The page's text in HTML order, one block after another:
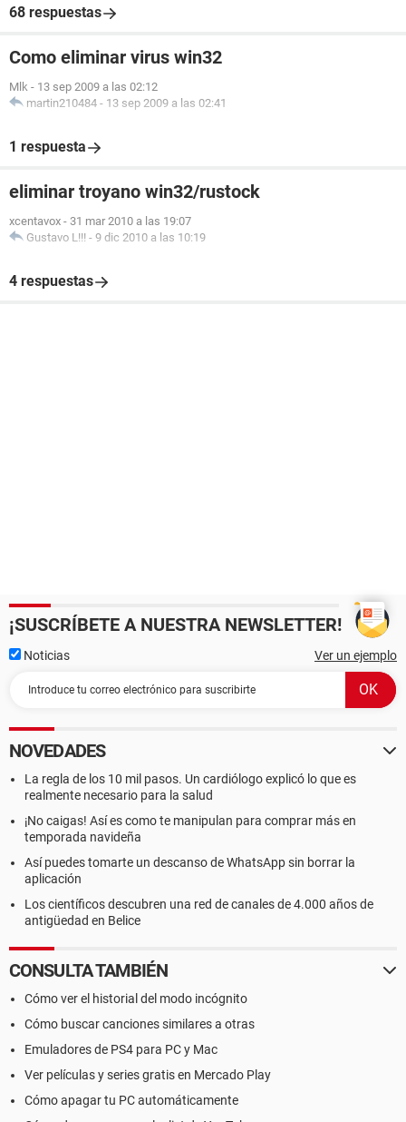
68 respuestas
Como eliminar virus win32
Mlk - 13 sep 2009 a las 02:12
martin210484 - 13 sep 2009 a las 02:41
1 respuesta
eliminar troyano win32/rustock
xcentavox - 31 mar 2010 a las 19:07
Gustavo L!!! - 9 dic 2010 a las 10:19
4 respuestas
¡SUSCRÍBETE A NUESTRA NEWSLETTER!
Noticias Ver un ejemplo
NOVEDADES
La regla de los 10 mil pasos. Un cardiólogo explicó lo que es
realmente necesario para la salud
¡No caigas! Así es como te manipulan para comprar más en
temporada navideña
Así puedes tomarte un descanso de WhatsApp sin borrar la
aplicación
Los científicos descubren una red de canales de 4.000 años de
antigüedad en Belice
CONSULTA TAMBIÉN
Cómo ver el historial del modo incógnito
Cómo buscar canciones similares a otras
Emuladores de PS4 para PC y Mac
Ver películas y series gratis en Mercado Play
Cómo apagar tu PC automáticamente